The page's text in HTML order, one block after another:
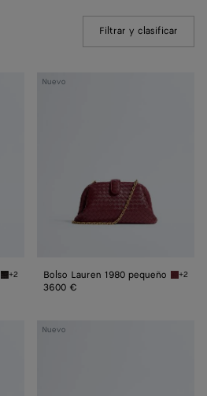
Filtrar y clasificar
Espresso Bolso Lauren 1980 pequeño
+2
Nuevo
Bolso
Bolso Lauren 1980 pequeño Lava
+2
3600 €
Nuevo
Bolso